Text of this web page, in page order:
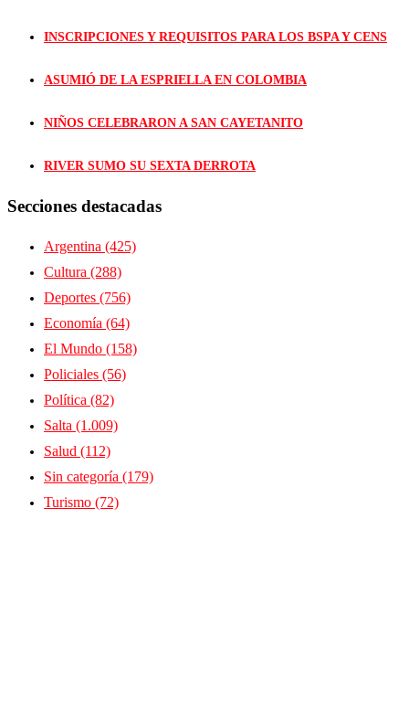
INSCRIPCIONES Y REQUISITOS PARA LOS BSPA Y CENS
ASUMIÓ DE LA ESPRIELLA EN COLOMBIA
NIÑOS CELEBRARON A SAN CAYETANITO
RIVER SUMO SU SEXTA DERROTA
Secciones destacadas
Argentina (425)
Cultura (288)
Deportes (756)
Economía (64)
El Mundo (158)
Policiales (56)
Política (82)
Salta (1.009)
Salud (112)
Sin categoría (179)
Turismo (72)